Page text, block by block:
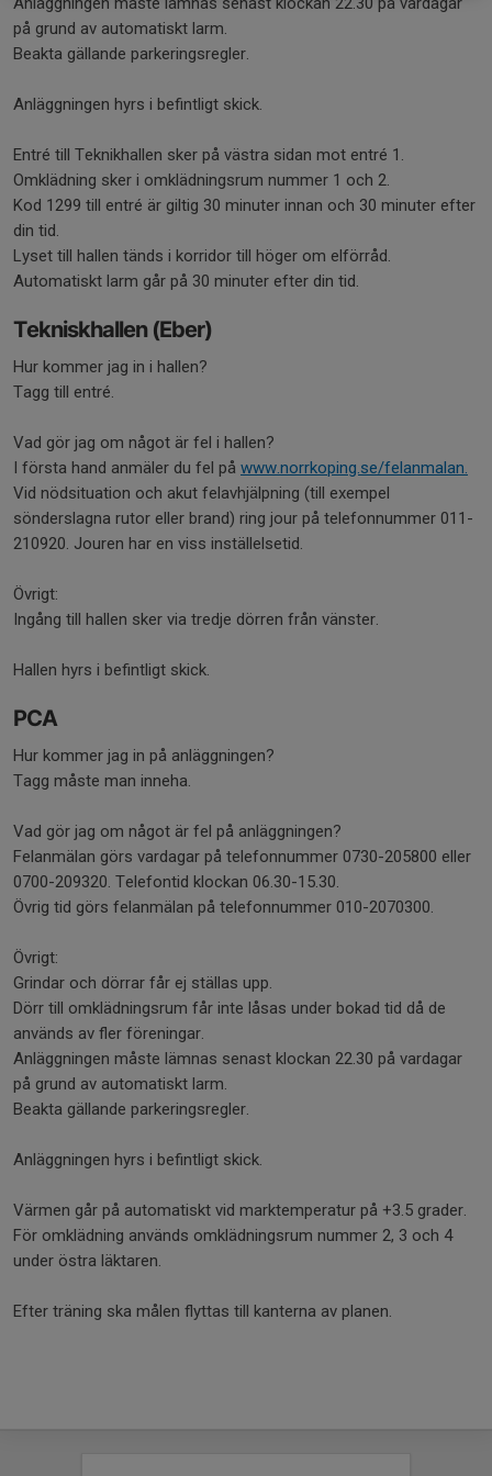
på grund av automatiskt larm.
Beakta gällande parkeringsregler.
Anläggningen hyrs i befintligt skick.
Entré till Teknikhallen sker på västra sidan mot entré 1.
Omklädning sker i omklädningsrum nummer 1 och 2.
Kod 1299 till entré är giltig 30 minuter innan och 30 minuter efter
din tid.
Lyset till hallen tänds i korridor till höger om elförråd.
Automatiskt larm går på 30 minuter efter din tid.
Tekniskhallen (Eber)
Hur kommer jag in i hallen?
Tagg till entré.
Vad gör jag om något är fel i hallen?
I första hand anmäler du fel på www.norrkoping.se/felanmalan.
Vid nödsituation och akut felavhjälpning (till exempel
sönderslagna rutor eller brand) ring jour på telefonnummer 011-
210920. Jouren har en viss inställelsetid.
Övrigt:
Ingång till hallen sker via tredje dörren från vänster.
Hallen hyrs i befintligt skick.
PCA
Hur kommer jag in på anläggningen?
Tagg måste man inneha.
Vad gör jag om något är fel på anläggningen?
Felanmälan görs vardagar på telefonnummer 0730-205800 eller
0700-209320. Telefontid klockan 06.30-15.30.
Övrig tid görs felanmälan på telefonnummer 010-2070300.
Övrigt:
Grindar och dörrar får ej ställas upp.
Dörr till omklädningsrum får inte låsas under bokad tid då de
används av fler föreningar.
Anläggningen måste lämnas senast klockan 22.30 på vardagar
på grund av automatiskt larm.
Beakta gällande parkeringsregler.
Anläggningen hyrs i befintligt skick.
Värmen går på automatiskt vid marktemperatur på +3.5 grader.
För omklädning används omklädningsrum nummer 2, 3 och 4
under östra läktaren.
Efter träning ska målen flyttas till kanterna av planen.